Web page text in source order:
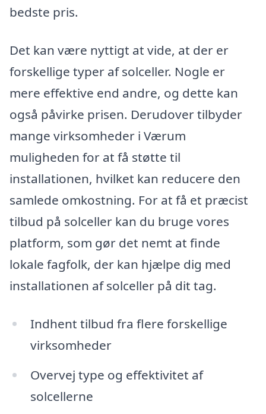
bedste pris.
Det kan være nyttigt at vide, at der er
forskellige typer af solceller. Nogle er
mere effektive end andre, og dette kan
også påvirke prisen. Derudover tilbyder
mange virksomheder i Værum
muligheden for at få støtte til
installationen, hvilket kan reducere den
samlede omkostning. For at få et præcist
tilbud på solceller kan du bruge vores
platform, som gør det nemt at finde
lokale fagfolk, der kan hjælpe dig med
installationen af solceller på dit tag.
Indhent tilbud fra flere forskellige
virksomheder
Overvej type og effektivitet af
solcellerne